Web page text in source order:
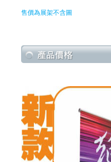
售價為展架不含圖